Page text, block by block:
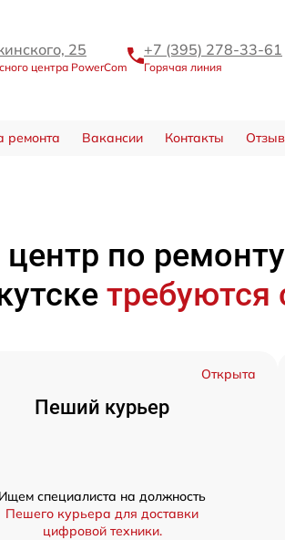
25
центра PowerCom
+7 (395) 278-33-61
Горячая линия
ремонта Вакансии Контакты
по
требуются
Открыта
Пеший курьер
Ищем специалиста на должность
Пешего курьера для доставки
цифровой техники.